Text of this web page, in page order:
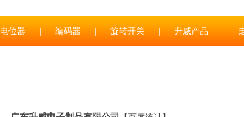
电位器 编码器 旋转开关 升威产品